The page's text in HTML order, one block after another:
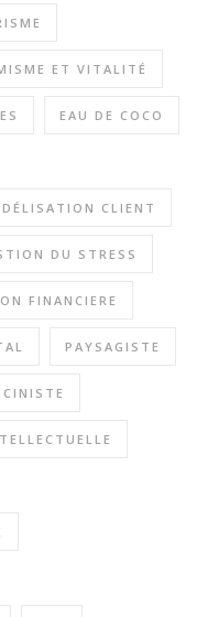
ET VITALITÉ
EAU DE COCO
CLIENT
DU STRESS
FINANCIERE
PAYSAGISTE